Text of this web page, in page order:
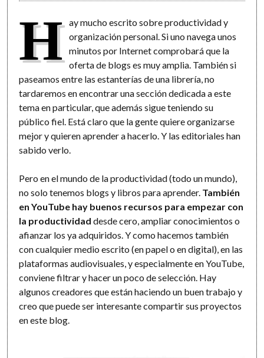
H ay mucho escrito sobre productividad y
organización personal. Si uno navega unos
minutos por Internet comprobará que la
oferta de blogs es muy amplia. También si
paseamos entre las estanterías de una librería, no
tardaremos en encontrar una sección dedicada a este
tema en particular, que además sigue teniendo su
público fiel. Está claro que la gente quiere organizarse
mejor y quieren aprender a hacerlo. Y las editoriales han
sabido verlo.
Pero en el mundo de la productividad (todo un mundo),
no solo tenemos blogs y libros para aprender. También
en YouTube hay buenos recursos para empezar con
la productividad desde cero, ampliar conocimientos o
afianzar los ya adquiridos. Y como hacemos también
con cualquier medio escrito (en papel o en digital), en las
plataformas audiovisuales, y especialmente en YouTube,
conviene filtrar y hacer un poco de selección. Hay
algunos creadores que están haciendo un buen trabajo y
creo que puede ser interesante compartir sus proyectos
en este blog.